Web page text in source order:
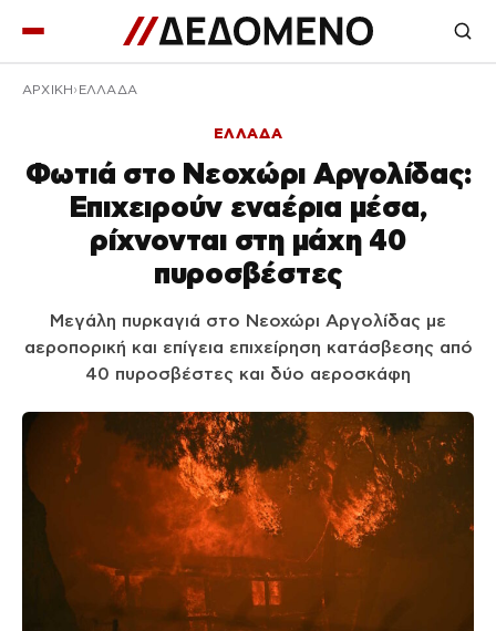
ΑΡΧΙΚΉ ΕΛΛΑΔΑ
ΕΛΛΑΔΑ
Φωτιά στο Νεοχώρι Αργολίδας:
Επιχειρούν εναέρια μέσα,
ρίχνονται στη μάχη 40
πυροσβέστες
Μεγάλη πυρκαγιά στο Νεοχώρι Αργολίδας με
αεροπορική και επίγεια επιχείρηση κατάσβεσης από
40 πυροσβέστες και δύο αεροσκάφη